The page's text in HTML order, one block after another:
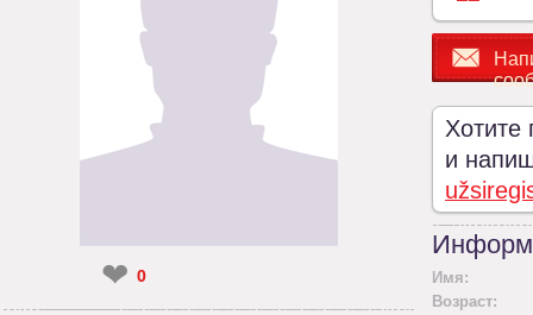
❤ 0
Хотите
и
Имя:
Возраст: